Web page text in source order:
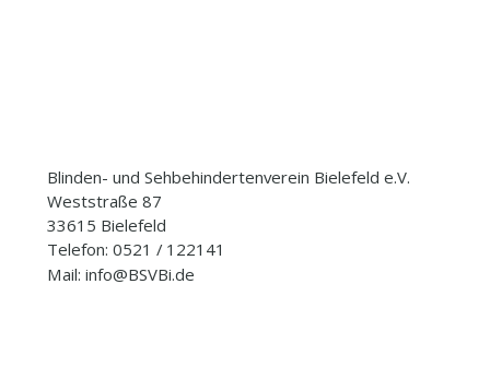
Blinden- und Sehbehindertenverein Bielefeld e.V.
Weststraße 87
33615 Bielefeld
Telefon: 0521 / 122141
Mail: info@BSVBi.de